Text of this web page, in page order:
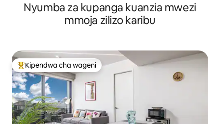
Nyumba za kupanga kuanzia mwezi
mmoja zilizo karibu
Kipendwa maarufu cha wageni
Kipendwa cha wageni